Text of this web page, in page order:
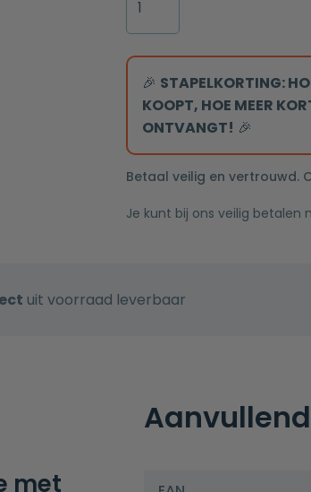
met
wateraansluiting
1/2"
Inbouw
regendouche
met
plafond
arm
20cm
douchekop
mat
ovaal
🎉 STAPELKORTING:
KOOPT, HOE MEER
ONTVANGT! 🎉
Betaal veilig en vertrouwd.
Je kunt bij ons veilig betalen
uit voorraad leverbaar
met